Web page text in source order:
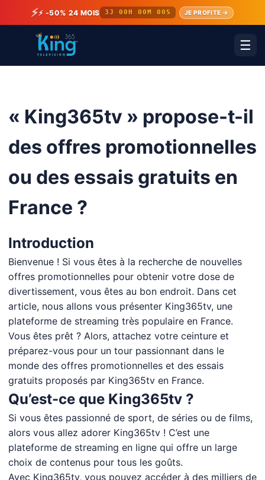
⚡⚡ -50% 24 MOIS 3J 00H 00M 00S JE PROFITE →
☰
« King365tv » propose-t-il
des offres promotionnelles
ou des essais gratuits en
France ?
Introduction
Bienvenue ! Si vous êtes à la recherche de nouvelles
offres promotionnelles pour obtenir votre dose de
divertissement, vous êtes au bon endroit. Dans cet
article, nous allons vous présenter King365tv, une
plateforme de streaming très populaire en France.
Vous êtes prêt ? Alors, attachez votre ceinture et
préparez-vous pour un tour passionnant dans le
monde des offres promotionnelles et des essais
gratuits proposés par King365tv en France.
Qu’est-ce que King365tv ?
Si vous êtes passionné de sport, de séries ou de films,
alors vous allez adorer King365tv ! C’est une
plateforme de streaming en ligne qui offre un large
choix de contenus pour tous les goûts.
Avec King365tv, vous pouvez accéder à des milliers de